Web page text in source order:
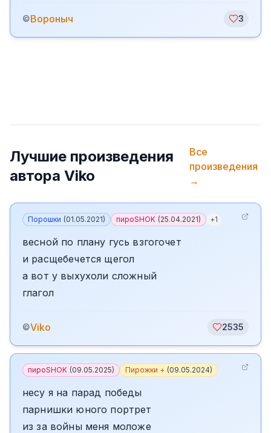
©Вороныч 3
Лучшие произведения
автора Viko
Все
произведения
→
Порошки (01.05.2021) пироSHOK (25.04.2021) +1
весной по плану гусь взгогочет
и расщебечется щегол
а вот у выхухоли сложный
глагол
©Viko 2535
пироSHOK (09.05.2025) Пирожки + (09.05.2024)
несу я на парад победы
парнишки юного портрет
из за войны меня моложе